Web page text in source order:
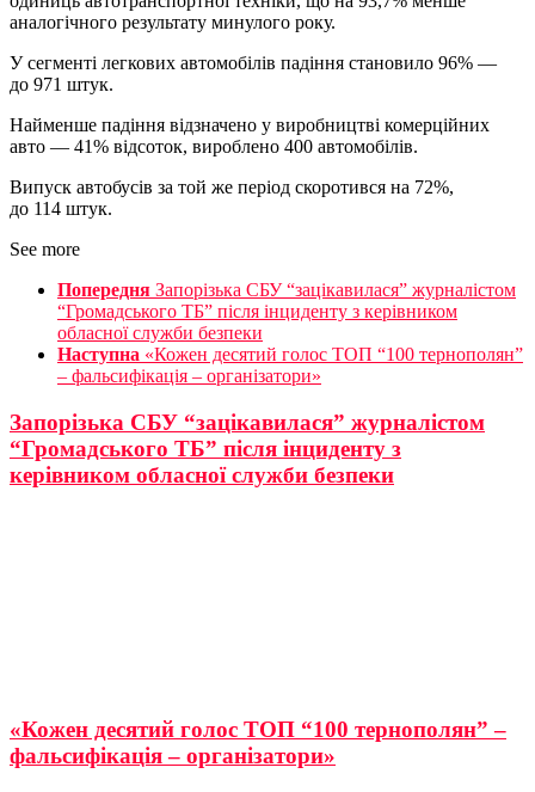
аналогічного результату минулого року.
У сегменті легкових автомобілів падіння становило 96% —
до 971 штук.
Найменше падіння відзначено у виробництві комерційних
авто — 41% відсоток, вироблено 400 автомобілів.
Випуск автобусів за той же період скоротився на 72%,
до 114 штук.
See more
Попередня Запорізька СБУ “зацікавилася” журналістом
“Громадського ТБ” після інциденту з керівником
обласної служби безпеки
Наступна «Кожен десятий голос ТОП “100 тернополян”
– фальсифікація – організатори»
Запорізька СБУ “зацікавилася” журналістом
“Громадського ТБ” після інциденту з
керівником обласної служби безпеки
«Кожен десятий голос ТОП “100 тернополян” –
фальсифікація – організатори»